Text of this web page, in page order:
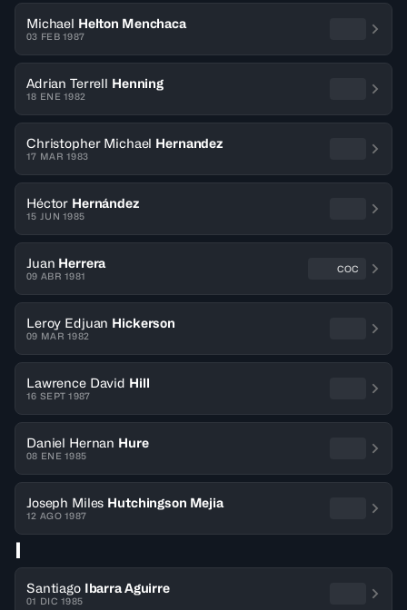
Michael Helton Menchaca
03 FEB 1987
Adrian Terrell Henning
18 ENE 1982
Christopher Michael Hernandez
17 MAR 1983
Héctor Hernández
15 JUN 1985
Juan Herrera
09 ABR 1981
COC
Leroy Edjuan Hickerson
09 MAR 1982
Lawrence David Hill
16 SEPT 1987
Daniel Hernan Hure
08 ENE 1985
Joseph Miles Hutchingson Mejia
12 AGO 1987
I
Santiago Ibarra Aguirre
01 DIC 1985